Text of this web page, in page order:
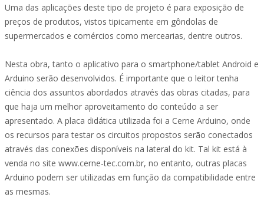
Uma das aplicações deste tipo de projeto é para exposição de
preços de produtos, vistos tipicamente em gôndolas de
supermercados e comércios como mercearias, dentre outros.
Nesta obra, tanto o aplicativo para o smartphone/tablet Android e
Arduino serão desenvolvidos. É importante que o leitor tenha
ciência dos assuntos abordados através das obras citadas, para
que haja um melhor aproveitamento do conteúdo a ser
apresentado. A placa didática utilizada foi a Cerne Arduino, onde
os recursos para testar os circuitos propostos serão conectados
através das conexões disponíveis na lateral do kit. Tal kit está à
venda no site www.cerne-tec.com.br, no entanto, outras placas
Arduino podem ser utilizadas em função da compatibilidade entre
as mesmas.